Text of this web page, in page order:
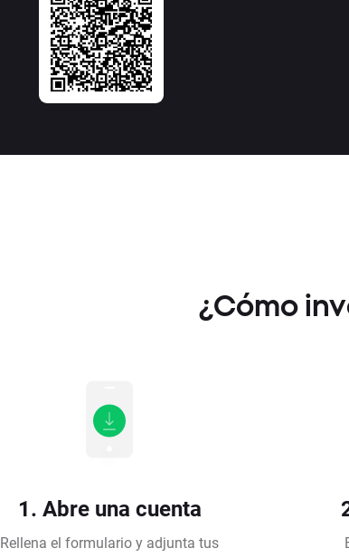
¿Cómo
1. Abre una cuenta
Rellena el formulario y adjunta tus